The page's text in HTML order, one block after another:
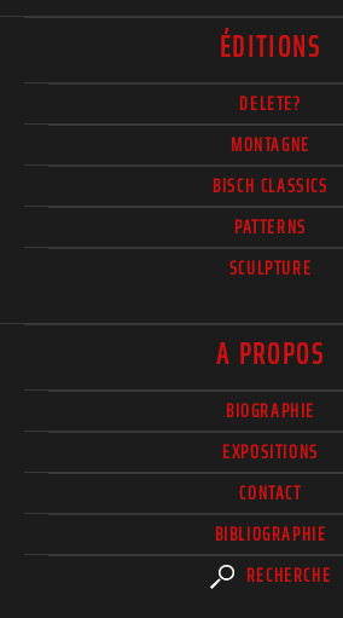
ÉDITIONS
DELETE?
MONTAGNE
BISCH CLASSICS
PATTERNS
SCULPTURE
A PROPOS
BIOGRAPHIE
EXPOSITIONS
CONTACT
BIBLIOGRAPHIE
RECHERCHE